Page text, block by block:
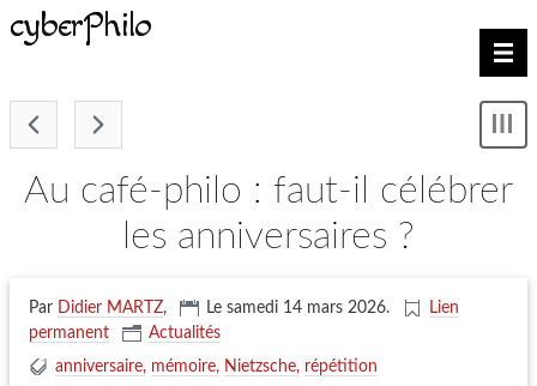
cyberPhilo
au café-philo : faut-il célébrer
les anniversaires ?
Par Didier MARTZ, Le samedi 14 mars 2026.
Lien
permanent
Actualités
anniversaire mémoire Nietzsche répétition